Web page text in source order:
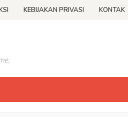
KEBIJAKAN PRIVASI KONTAK